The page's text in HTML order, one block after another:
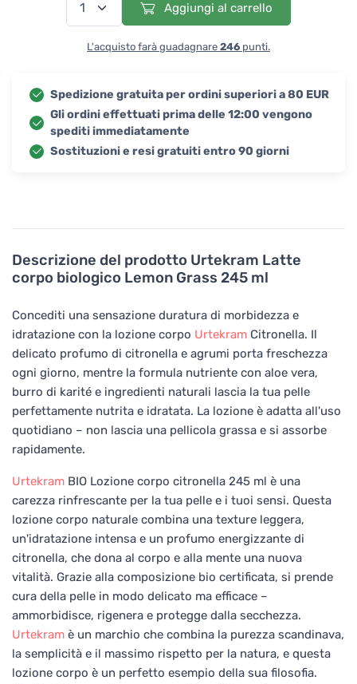
Descrizione del prodotto Urtekram Latte
corpo biologico Lemon Grass 245 ml
Concediti una sensazione duratura di morbidezza e
idratazione con la lozione corpo Urtekram Citronella. Il
delicato profumo di citronella e agrumi porta freschezza
ogni giorno, mentre la formula nutriente con aloe vera,
burro di karité e ingredienti naturali lascia la tua pelle
perfettamente nutrita e idratata. La lozione è adatta all'uso
quotidiano – non lascia una pellicola grassa e si assorbe
rapidamente.
Urtekram BIO Lozione corpo citronella 245 ml è una
carezza rinfrescante per la tua pelle e i tuoi sensi. Questa
lozione corpo naturale combina una texture leggera,
un'idratazione intensa e un profumo energizzante di
citronella, che dona al corpo e alla mente una nuova
vitalità. Grazie alla composizione bio certificata, si prende
cura della pelle in modo delicato ma efficace –
ammorbidisce, rigenera e protegge dalla secchezza.
Urtekram è un marchio che combina la purezza scandinava,
la semplicità e il massimo rispetto per la natura, e questa
lozione corpo è un perfetto esempio della sua filosofia.
Aggiungi al carrello
L'acquisto farà guadagnare 246 punti.
Spedizione gratuita per ordini superiori a 80 EUR
Gli ordini effettuati prima delle 12:00 vengono
spediti immediatamente
Sostituzioni e resi gratuiti entro 90 giorni